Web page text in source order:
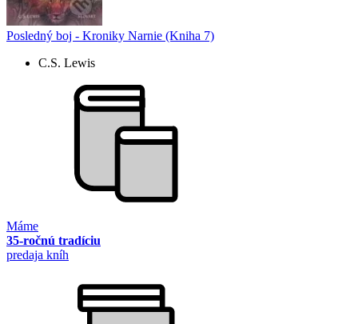
Posledný boj - Kroniky Narnie (Kniha 7)
C.S. Lewis
Máme
35-ročnú tradíciu
predaja kníh